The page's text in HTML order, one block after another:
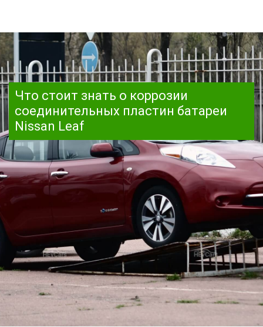
Что стоит знать о коррозии
соединительных пластин батареи
Nissan Leaf